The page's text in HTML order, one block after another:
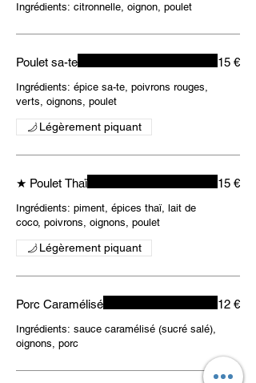
Ingrédients: citronnelle, oignon, poulet
Poulet sa-te
Ingrédients: épice sa-te, poivrons rouges,
verts, oignons, poulet
15 €
Légèrement piquant
★ Poulet Thaï
Ingrédients: piment, épices thaï, lait de
coco, poivrons, oignons, poulet
15 €
Légèrement piquant
Porc Caramélisé
Ingrédients: sauce caramélisé (sucré salé),
oignons, porc
12 €